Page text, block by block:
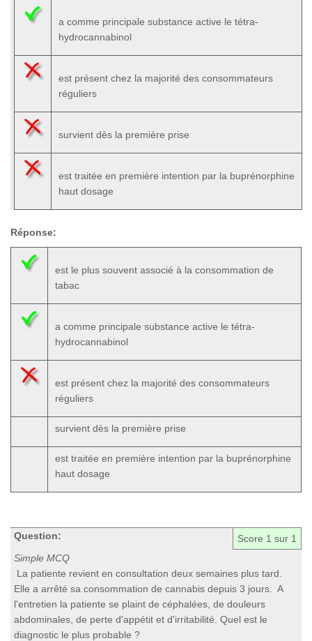
a comme principale substance active le tétra-
hydrocannabinol
est présent chez la majorité des consommateurs
réguliers
survient dès la première prise
est traitée en première intention par la buprénorphine
haut dosage
Réponse:
est le plus souvent associé à la consommation de
tabac
a comme principale substance active le tétra-
hydrocannabinol
est présent chez la majorité des consommateurs
réguliers
survient dès la première prise
est traitée en première intention par la buprénorphine
haut dosage
Score 1 sur 1
Question:
Simple MCQ
La patiente revient en consultation deux semaines plus tard.
Elle a arrêté sa consommation de cannabis depuis 3 jours. A
l'entretien la patiente se plaint de céphalées, de douleurs
abdominales, de perte d'appétit et d'irritabilité. Quel est le
diagnostic le plus probable ?